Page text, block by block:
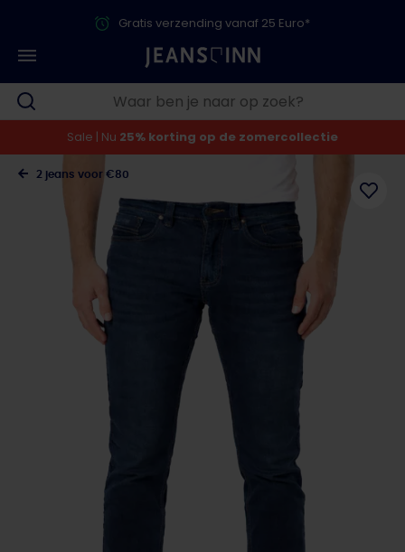
Gratis verzending vanaf 25 Euro*
Sale | Nu 25% korting op de zomercollectie
2 jeans voor €80